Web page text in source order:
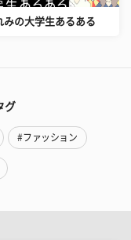
みの大学生あるある
グ
#ファッション